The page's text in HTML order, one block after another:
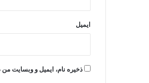
ایمیل
ذخیره نام، ایمیل و وبسایت